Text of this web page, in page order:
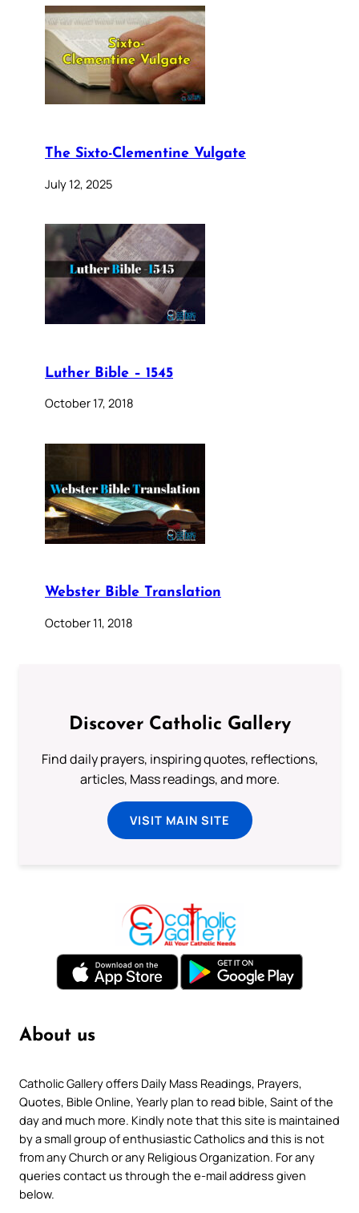
The Sixto-Clementine Vulgate
July 12, 2025
Luther Bible – 1545
October 17, 2018
Webster Bible Translation
October 11, 2018
Discover Catholic Gallery
Find daily prayers, inspiring quotes, reflections,
articles, Mass readings, and more.
VISIT MAIN SITE
About us
Catholic Gallery offers Daily Mass Readings, Prayers,
Quotes, Bible Online, Yearly plan to read bible, Saint of the
day and much more. Kindly note that this site is maintained
by a small group of enthusiastic Catholics and this is not
from any Church or any Religious Organization. For any
queries contact us through the e-mail address given
below.